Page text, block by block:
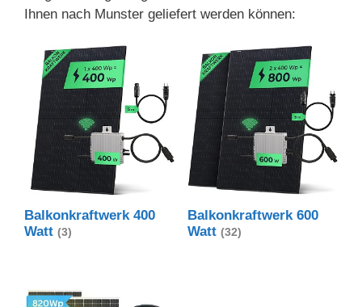
Ihnen nach Munster geliefert werden können:
Balkonkraftwerk 400
Watt (3)
Balkonkraftwerk 600
Watt (32)